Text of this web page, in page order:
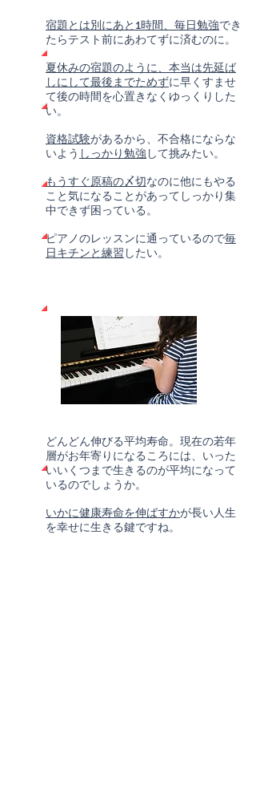
​宿題とは別にあと1時間、毎日勉強でき
たらテスト前にあわてずに済むのに。
夏休みの宿題のように、本当は先延ば
しにして最後までためずに早くすませ
て後の時間を心置きなくゆっくりした
い。
資格試験があるから、不合格にならな
いよう しっかり勉強 して挑みたい。
もうすぐ原稿の〆切なのに他にもやる
こと気になることがあってしっかり集
中できず困っている。
ピアノのレッスンに通っているので毎
日キチンと練習 したい。
どんどん伸びる平均寿命。現在の若年
層がお年寄りになるころには、いった
いいくつまで生きるのが平均になって
いるのでしょうか。
いかに健康寿命を伸ばすかが長い人生
を幸せに生きる鍵ですね。